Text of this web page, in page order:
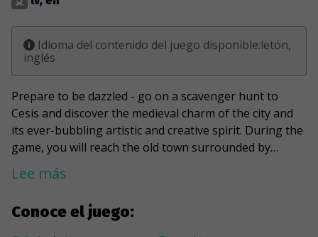
Conoce el juego:
Idioma del contenido del juego disponible:letón,
inglés
Prepare to be dazzled - go on a scavenger hunt to
Cesis and discover the medieval charm of the city and
its ever-bubbling artistic and creative spirit. During the
game, you will reach the old town surrounded by
ancient stories and discover a hidden green oasis, as
well as one of the oldest houses in Cesis - the Princess
entrepreneurship meets people – the creative and
digital quarter of Cesis, “Rainis.” Also on your list of
Lee más